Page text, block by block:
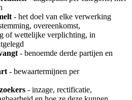
- het doel van elke verwerking
overeenkomst,
of wettelijke verplichting, in
- benoemde derde partijen en
- bewaartermijnen per
- inzage, rectificatie,